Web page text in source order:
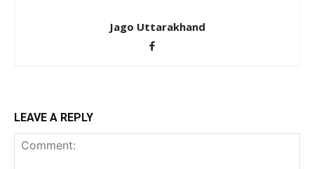
Jago Uttarakhand
LEAVE A REPLY